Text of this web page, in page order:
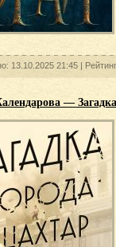
13.10.2025 21:45 |
—